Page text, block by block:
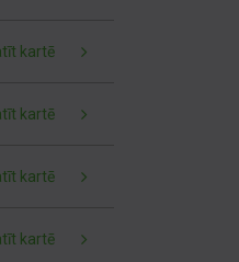
kartē
kartē
kartē
kartē